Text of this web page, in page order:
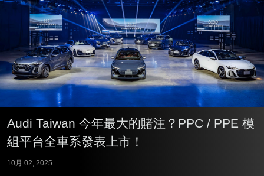
Audi Taiwan 今年最大的賭注？PPC / PPE 模
組平台全車系發表上市！
10月 02, 2025